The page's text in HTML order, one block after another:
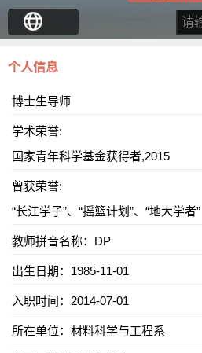
个人信息
博士生导师
学术荣誉:
国家青年科学基金获得者,2015
曾获荣誉:
“长江学子”、“摇篮计划”、“地大学者”
教师拼音名称：DP
出生日期：1985-11-01
入职时间：2014-07-01
所在单位：材料科学与工程系